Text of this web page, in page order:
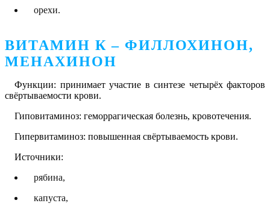
орехи.
ВИТАМИН К – ФИЛЛОХИНОН,
МЕНАХИНОН
Функции: принимает участие в синтезе четырёх факторов
свёртываемости крови.
Гиповитаминоз: геморрагическая болезнь, кровотечения.
Гипервитаминоз: повышенная свёртываемость крови.
Источники:
рябина,
капуста,